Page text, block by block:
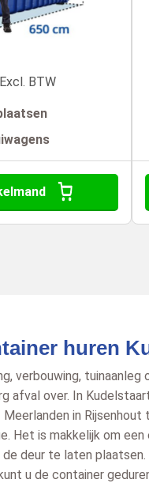
Excl. BTW
huren
verbouwing, tuinaanleg
afval over. In
in
Het is makkelijk om een
deur te laten
u de container